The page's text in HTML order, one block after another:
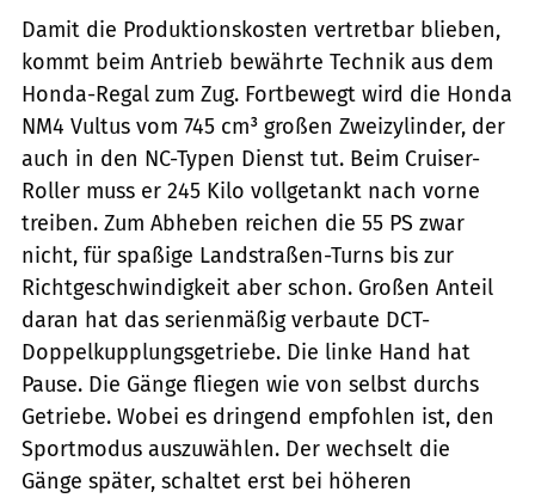
Damit die Produktionskosten vertretbar blieben,
kommt beim Antrieb bewährte Technik aus dem
Honda-Regal zum Zug. Fortbewegt wird die Honda
NM4 Vultus vom 745 cm³ großen Zweizylinder, der
auch in den NC-Typen Dienst tut. Beim Cruiser-
Roller muss er 245 Kilo vollgetankt nach vorne
treiben. Zum Abheben reichen die 55 PS zwar
nicht, für spaßige Landstraßen-Turns bis zur
Richtgeschwindigkeit aber schon. Großen Anteil
daran hat das serienmäßig verbaute DCT-
Doppelkupplungsgetriebe. Die linke Hand hat
Pause. Die Gänge fliegen wie von selbst durchs
Getriebe. Wobei es dringend empfohlen ist, den
Sportmodus auszuwählen. Der wechselt die
Gänge später, schaltet erst bei höheren